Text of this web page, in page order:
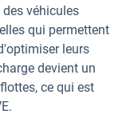
véhicules
qui permettent
leurs
devient un
ce qui est